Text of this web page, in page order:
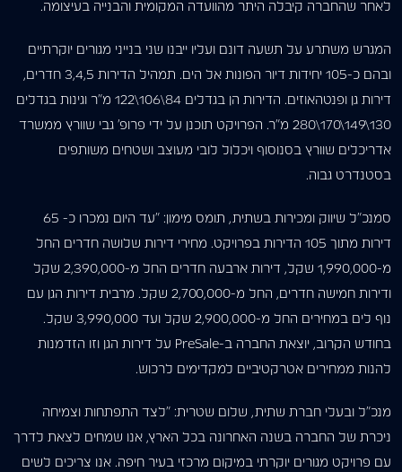
לאחר שהחברה קיבלה היתר מהוועדה המקומית והבנייה בעיצומה.
המגרש משתרע על תשעה דונם ועליו ייבנו שני בנייני מגורים יוקרתיים
ובהם כ-105 יחידות דיור הפונות אל הים. תמהיל הדירות 3,4,5 חדרים,
דירות גן ופנטהאוזים. הדירות הן בגדלים 84\106\122 מ”ר וגינות בגדלים
130\149\170\280 מ”ר. הפרויקט תוכנן על ידי פרופ’ גבי שוורץ ממשרד
אדריכלים שוורץ בסנוסוף ויכלול לובי מעוצב ושטחים משותפים
בסטנדרט גבוה.
סמנכ”ל שיווק ומכירות בשתית, תומס מימון: “עד היום נמכרו כ- 65
דירות מתוך 105 הדירות בפרויקט. מחירי דירות שלושה חדרים החל
מ-1,990,000 שקל, דירות ארבעה חדרים החל מ-2,390,000 שקל
ודירות חמישה חדרים, החל מ-2,700,000 שקל. מרבית דירות הגן עם
נוף לים במחירים החל מ-2,900,000 שקל ועד 3,990,000 שקל.
בחודש הקרוב, יוצאת החברה ב-PreSale על דירות הגן וזו הזדמנות
להנות ממחירים אטרקטיביים למקדימים לרכוש.
מנכ”ל ובעלי חברת שתית, שלום שטרית: “לצד התפתחות וצמיחה
ניכרת של החברה בשנה האחרונה בכל הארץ, אנו שמחים לצאת לדרך
עם פרויקט מגורים יוקרתי במיקום מרכזי בעיר חיפה. אנו צריכים לשים